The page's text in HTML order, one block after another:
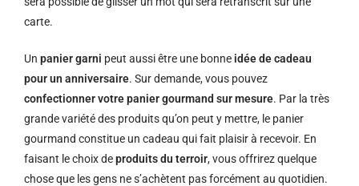
carte.
Un panier garni peut aussi être une bonne idée de cadeau
pour un anniversaire. Sur demande, vous pouvez
confectionner votre panier gourmand sur mesure. Par la très
grande variété des produits qu’on peut y mettre, le panier
gourmand constitue un cadeau qui fait plaisir à recevoir. En
faisant le choix deproduits du terroir, vous offrirez quelque
chose que les gens ne s’achètent pas forcément au quotidien.